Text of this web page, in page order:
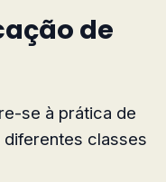
de
se à prática de
classes